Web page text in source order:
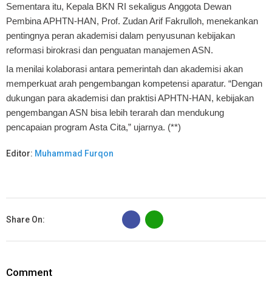
Sementara itu, Kepala BKN RI sekaligus Anggota Dewan
Pembina APHTN-HAN, Prof. Zudan Arif Fakrulloh, menekankan
pentingnya peran akademisi dalam penyusunan kebijakan
reformasi birokrasi dan penguatan manajemen ASN.
Ia menilai kolaborasi antara pemerintah dan akademisi akan
memperkuat arah pengembangan kompetensi aparatur. “Dengan
dukungan para akademisi dan praktisi APHTN-HAN, kebijakan
pengembangan ASN bisa lebih terarah dan mendukung
pencapaian program Asta Cita,” ujarnya. (**)
Editor: Muhammad Furqon
Share On:
B
Comment